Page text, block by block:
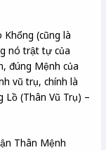
(cũng là
nó trật tự của
đúng Mệnh của
vũ trụ, chính là
Lồ (Thân Vũ Trụ) –
Thân Mệnh